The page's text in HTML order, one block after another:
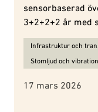
sensorbaserad
3+2+2+2 år med
Ämnen för QTMS
Infrastruktur och
Stomljud och
17 mars 2026